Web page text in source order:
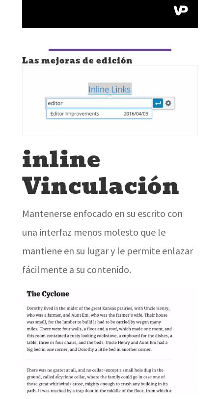
Las mejoras de edición
inline
Vinculación
Mantenerse enfocado en su escrito con
una interfaz menos molesto que le
mantiene en su lugar y le permite enlazar
fácilmente a su contenido.